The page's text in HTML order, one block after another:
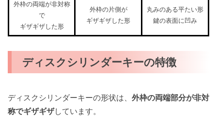
外枠の両端が非対称
で
ギザギザした形
外枠の片側が
ギザギザした形
丸みのある平たい形
鍵の表面に凹み
ディスクシリンダーキーの特徴
ディスクシリンダーキーの形状は、 外枠の両端部分が非対
称でギザギザしています。